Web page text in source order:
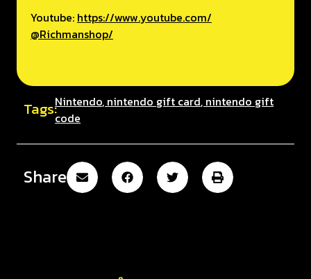
Youtube: https://www.youtube.com/
@Richmanshop/
Tags:Nintendo, nintendo gift card, nintendo gift
code
Share